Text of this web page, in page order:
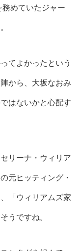
めていたジャー
てよかったという
から、大坂なおみ
はないかと心配す
リーナ・ウィリア
元ヒッティング・
「ウィリアムズ家
うですね。